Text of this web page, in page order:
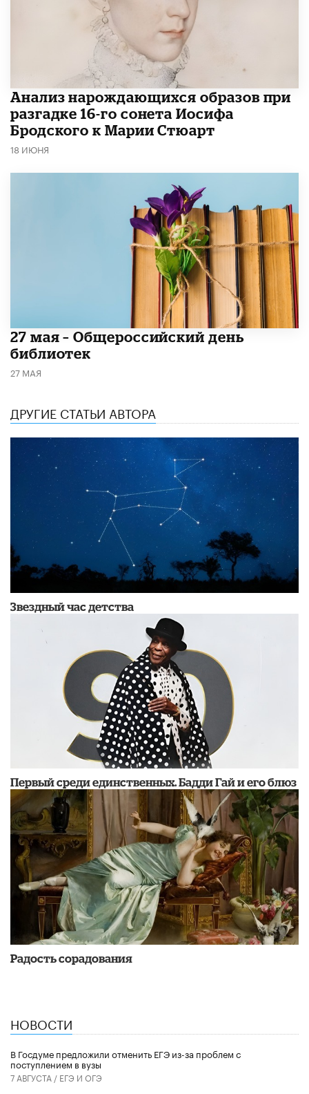
Анализ нарождающихся образов при
разгадке 16-го сонета Иосифа
Бродского к Марии Стюарт
18 ИЮНЯ
​27 мая – Общероссийский день
библиотек
27 МАЯ
ДРУГИЕ СТАТЬИ АВТОРА
Звездный час детства
Первый среди единственных. Бадди Гай и его блюз
Радость сорадования
НОВОСТИ
В Госдуме предложили отменить ЕГЭ из-за проблем с
поступлением в вузы
7 АВГУСТА / ЕГЭ И ОГЭ